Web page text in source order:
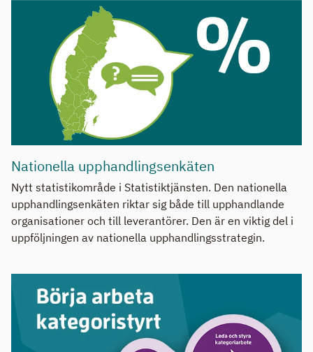
Nationella upphandlingsenkäten
Nytt statistikområde i Statistiktjänsten. Den nationella
upphandlingsenkäten riktar sig både till upphandlande
organisationer och till leverantörer. Den är en viktig del i
uppföljningen av nationella upphandlingsstrategin.